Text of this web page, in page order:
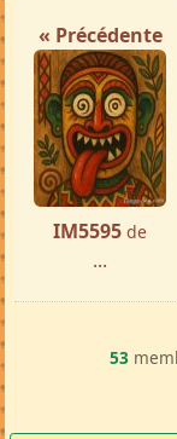
« Précédente
IM5595 de
...
53